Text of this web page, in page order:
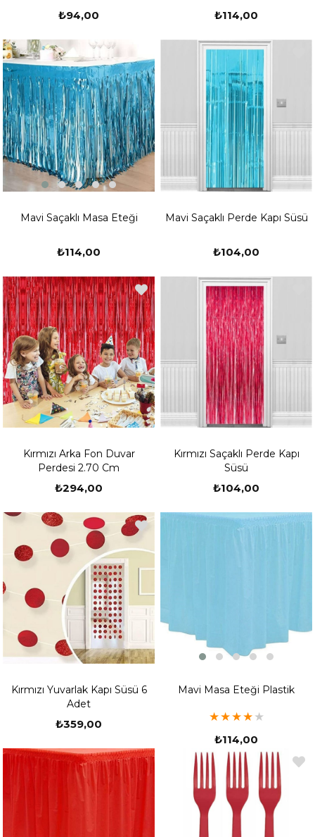
₺94,00 ₺114,00
Mavi Saçaklı Masa Eteği
₺114,00
Mavi Saçaklı Perde Kapı Süsü
₺104,00
Kırmızı Arka Fon Duvar
Perdesi 2.70 Cm
₺294,00
Kırmızı Saçaklı Perde Kapı
Süsü
₺104,00
Kırmızı Yuvarlak Kapı Süsü 6
Adet
₺359,00
Mavi Masa Eteği Plastik
★★★★ ★
₺114,00